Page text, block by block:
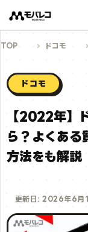
ツ
ス
TOP ドコモ
ドコモ
【2022年】
ら？よくある
方法をも解説
更新日: 2026年6月